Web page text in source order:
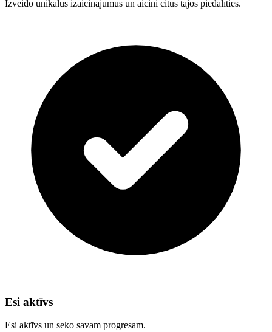
Izveido unikālus izaicinājumus un aicini citus tajos piedalīties.
Esi aktīvs
Esi aktīvs un seko savam progresam.